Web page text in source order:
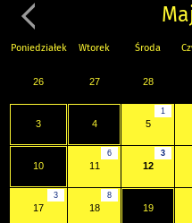
Poniedziałek Wtorek Środa
26 27 28
3 4
1
5
10
6
11
3
12
3
17
8
18 19